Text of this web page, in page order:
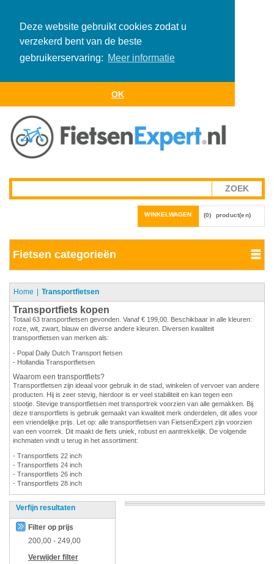
Deze website gebruikt cookies zodat u
verzekerd bent van de beste
gebruikerservaring: Meer informatie
OK
WINKELWAGEN (0) product(en)
Fietsen categorieën
Home Transportfietsen
Transportfiets kopen
Totaal 63 transportfietsen gevonden. Vanaf € 199,00. Beschikbaar in alle kleuren:
roze, wit, zwart, blauw en diverse andere kleuren. Diversen kwaliteit
transportfietsen van merken als:
- Popal Daily Dutch Transport fietsen
- Hollandia Transportfietsen
Waarom een transportfiets?
Transportfietsen zijn ideaal voor gebruik in de stad, winkelen of vervoer van andere
producten. Hij is zeer stevig, hierdoor is er veel stabiliteit en kan tegen een
stootje. Stevige transportfietsen met transportrek voorzien van alle gemakken. Bij
deze transportfiets is gebruik gemaakt van kwaliteit merk onderdelen, dit alles voor
een vriendelijke prijs. Let op: alle transportfietsen van FietsenExpert zijn voorzien
van een voorrek. Dit maakt de fiets uniek, robust en aantrekkelijk. De volgende
inchmaten vindt u terug in het assortiment:
- Transportfiets 22 inch
- Transportfiets 24 inch
- Transportfiets 26 inch
- Transportfiets 28 inch
Verfijn resultaten
Filter op prijs
200,00 - 249,00
Verwijder filter